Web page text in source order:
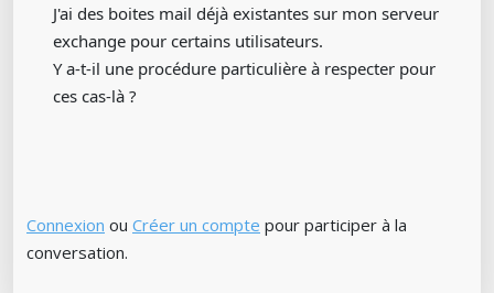
J'ai des boites mail déjà existantes sur mon serveur
exchange pour certains utilisateurs.
Y a-t-il une procédure particulière à respecter pour
ces cas-là ?
Connexion ou Créer un compte pour participer à la
conversation.